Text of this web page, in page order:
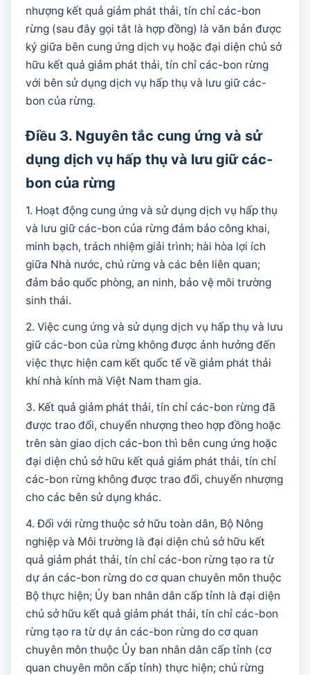
nhượng kết quả giảm phát thải, tín chỉ các-bon
rừng (sau đây gọi tắt là hợp đồng) là văn bản được
ký giữa bên cung ứng dịch vụ hoặc đại diện chủ sở
hữu kết quả giảm phát thải, tín chỉ các-bon rừng
với bên sử dụng dịch vụ hấp thụ và lưu giữ các-
bon của rừng.
Điều 3. Nguyên tắc cung ứng và sử
dụng dịch vụ hấp thụ và lưu giữ các-
bon của rừng
1. Hoạt động cung ứng và sử dụng dịch vụ hấp thụ
và lưu giữ các-bon của rừng đảm bảo công khai,
minh bạch, trách nhiệm giải trình; hài hòa lợi ích
giữa Nhà nước, chủ rừng và các bên liên quan;
đảm bảo quốc phòng, an ninh, bảo vệ môi trường
sinh thái.
2. Việc cung ứng và sử dụng dịch vụ hấp thụ và lưu
giữ các-bon của rừng không được ảnh hưởng đến
việc thực hiện cam kết quốc tế về giảm phát thải
khí nhà kính mà Việt Nam tham gia.
3. Kết quả giảm phát thải, tín chỉ các-bon rừng đã
được trao đổi, chuyển nhượng theo hợp đồng hoặc
trên sàn giao dịch các-bon thì bên cung ứng hoặc
đại diện chủ sở hữu kết quả giảm phát thải, tín chỉ
các-bon rừng không được trao đổi, chuyển nhượng
cho các bên sử dụng khác.
4. Đối với rừng thuộc sở hữu toàn dân, Bộ Nông
nghiệp và Môi trường là đại diện chủ sở hữu kết
quả giảm phát thải, tín chỉ các-bon rừng tạo ra từ
dự án các-bon rừng do cơ quan chuyên môn thuộc
Bộ thực hiện; Ủy ban nhân dân cấp tỉnh là đại diện
chủ sở hữu kết quả giảm phát thải, tín chỉ các-bon
rừng tạo ra từ dự án các-bon rừng do cơ quan
chuyên môn thuộc Ủy ban nhân dân cấp tỉnh (cơ
quan chuyên môn cấp tỉnh) thực hiện; chủ rừng